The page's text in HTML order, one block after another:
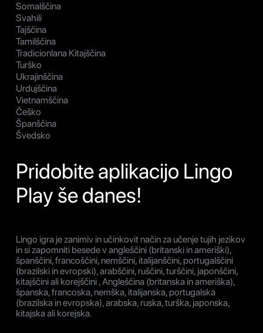
Somalščina
Svahili
Tajščina
Tamilščina
Tradicionlana Kitajščina
Turško
Ukrajinščina
Urdujščina
Vietnamščina
Češko
Španščina
Švedsko
Pridobite aplikacijo Lingo
Play še danes!
Lingo igra je zanimiv in učinkovit način za učenje tujih jezikov
in si zapomniti besede v angleščini (britanski in ameriški),
španščini, francoščini, nemščini, italijanščini, portugalščini
(brazilski in evropski), arabščini, ruščini, turščini, japonščini,
kitajščini ali korejščini , Angleščina (britanska in ameriška),
španska, francoska, nemška, italijanska, portugalska
(brazilska in evropska), arabska, ruska, turška, japonska,
kitajska ali korejska.